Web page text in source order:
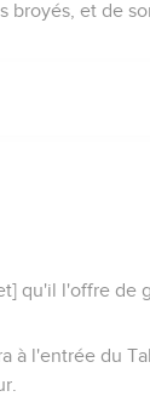
broyés, et de
qu'il l'offre de
à l'entrée du